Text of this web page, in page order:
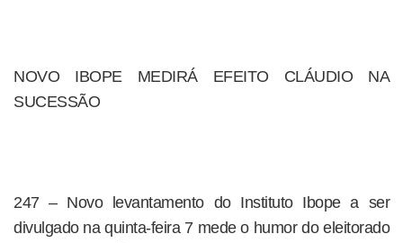
NOVO IBOPE MEDIRÁ EFEITO CLÁUDIO NA
SUCESSÃO
247 – Novo levantamento do Instituto Ibope a ser
divulgado na quinta-feira 7 mede o humor do eleitorado